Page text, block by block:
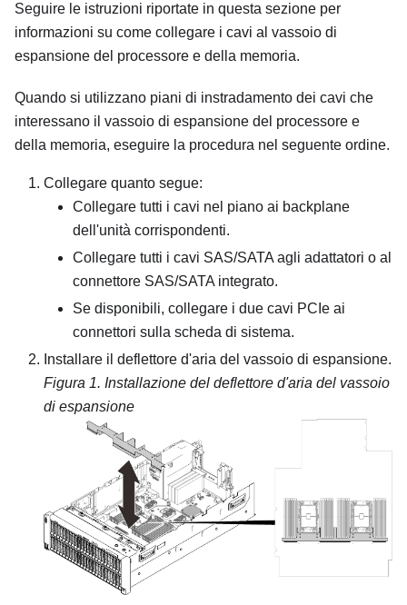
Seguire le istruzioni riportate in questa sezione per
informazioni su come collegare i cavi al vassoio di
espansione del processore e della memoria.
Quando si utilizzano piani di instradamento dei cavi che
interessano il vassoio di espansione del processore e
della memoria, eseguire la procedura nel seguente ordine.
Collegare quanto segue:
Collegare tutti i cavi nel piano ai backplane
dell'unità corrispondenti.
Collegare tutti i cavi SAS/SATA agli adattatori o al
connettore SAS/SATA integrato.
Se disponibili, collegare i due cavi PCIe ai
connettori sulla scheda di sistema.
Installare il deflettore d'aria del vassoio di espansione.
Figura 1. Installazione del deflettore d'aria del vassoio
di espansione